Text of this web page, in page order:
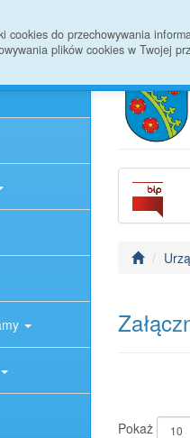
cookies do przechowywania
plików cookies w Twojej
Pokaż